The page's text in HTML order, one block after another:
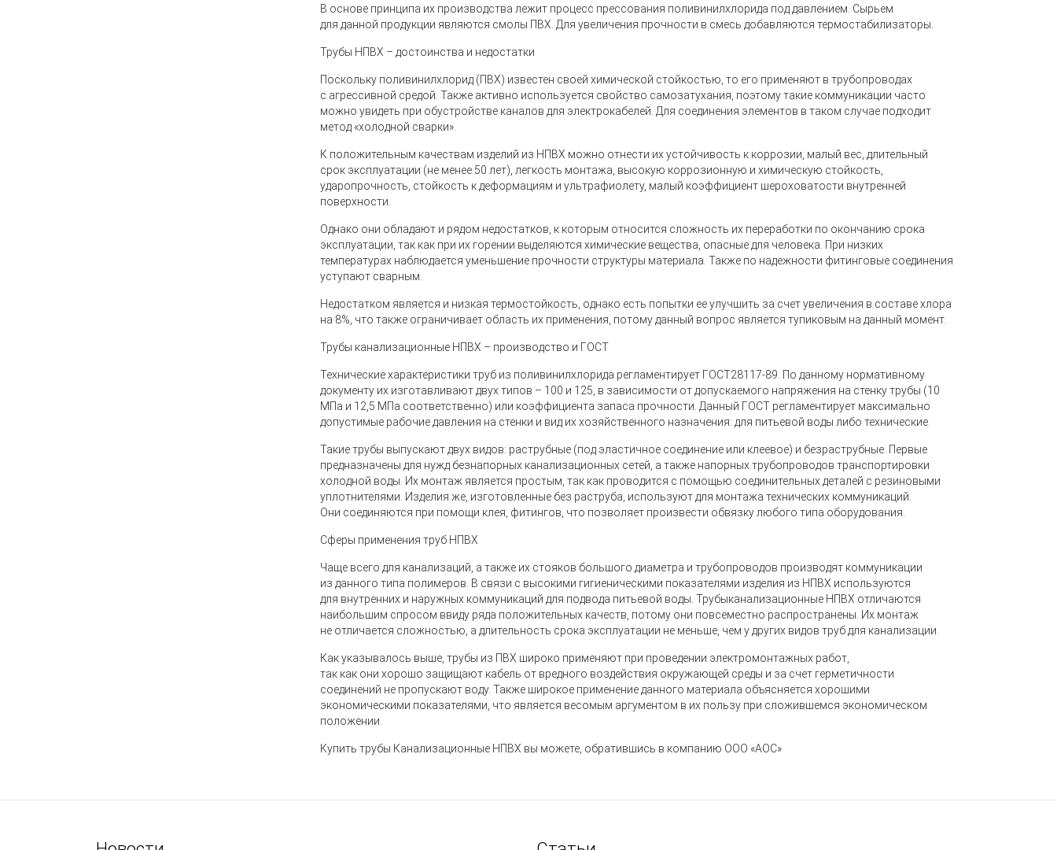
В основе принципа их производства лежит процесс прессования поливинилхлорида под давлением. Сырьем
для данной продукции являются смолы ПВХ. Для увеличения прочности в смесь добавляются термостабилизаторы.
Трубы НПВХ – достоинства и недостатки
Поскольку поливинилхлорид (ПВХ) известен своей химической стойкостью, то его применяют в трубопроводах
с агрессивной средой. Также активно используется свойство самозатухания, поэтому такие коммуникации часто
можно увидеть при обустройстве каналов для электрокабелей. Для соединения элементов в таком случае подходит
метод «холодной сварки».
К положительным качествам изделий из НПВХ можно отнести их устойчивость к коррозии, малый вес, длительный
срок эксплуатации (не менее 50 лет), легкость монтажа, высокую коррозионную и химическую стойкость,
ударопрочность, стойкость к деформациям и ультрафиолету, малый коэффициент шероховатости внутренней
поверхности.
Однако они обладают и рядом недостатков, к которым относится сложность их переработки по окончанию срока
эксплуатации, так как при их горении выделяются химические вещества, опасные для человека. При низких
температурах наблюдается уменьшение прочности структуры материала. Также по надежности фитинговые соединения
уступают сварным.
Недостатком является и низкая термостойкость, однако есть попытки ее улучшить за счет увеличения в составе хлора
на 8%, что также ограничивает область их применения, потому данный вопрос является тупиковым на данный момент.
Трубы канализационные НПВХ – производство и ГОСТ
Технические характеристики труб из поливинилхлорида регламентирует ГОСТ28117-89. По данному нормативному
документу их изготавливают двух типов – 100 и 125, в зависимости от допускаемого напряжения на стенку трубы (10
МПа и 12,5 МПа соответственно) или коэффициента запаса прочности. Данный ГОСТ регламентирует максимально
допустимые рабочие давления на стенки и вид их хозяйственного назначения: для питьевой воды либо технические.
Такие трубы выпускают двух видов: раструбные (под эластичное соединение или клеевое) и безраструбные. Первые
предназначены для нужд безнапорных канализационных сетей, а также напорных трубопроводов транспортировки
холодной воды. Их монтаж является простым, так как проводится с помощью соединительных деталей с резиновыми
уплотнителями. Изделия же, изготовленные без раструба, используют для монтажа технических коммуникаций.
Они соединяются при помощи клея, фитингов, что позволяет произвести обвязку любого типа оборудования.
Сферы применения труб НПВХ
Чаще всего для канализаций, а также их стояков большого диаметра и трубопроводов производят коммуникации
из данного типа полимеров. В связи с высокими гигиеническими показателями изделия из НПВХ используются
для внутренних и наружных коммуникаций для подвода питьевой воды. Трубыканализационные НПВХ отличаются
наибольшим спросом ввиду ряда положительных качеств, потому они повсеместно распространены. Их монтаж
не отличается сложностью, а длительность срока эксплуатации не меньше, чем у других видов труб для канализации
Как указывалось выше, трубы из ПВХ широко применяют при проведении электромонтажных работ,
так как они хорошо защищают кабель от вредного воздействия окружающей среды и за счет герметичности
соединений не пропускают воду. Также широкое применение данного материала объясняется хорошими
экономическими показателями, что является весомым аргументом в их пользу при сложившемся экономическом
положении.
Купить трубы Канализационные НПВХ вы можете, обратившись в компанию ООО «АОС»